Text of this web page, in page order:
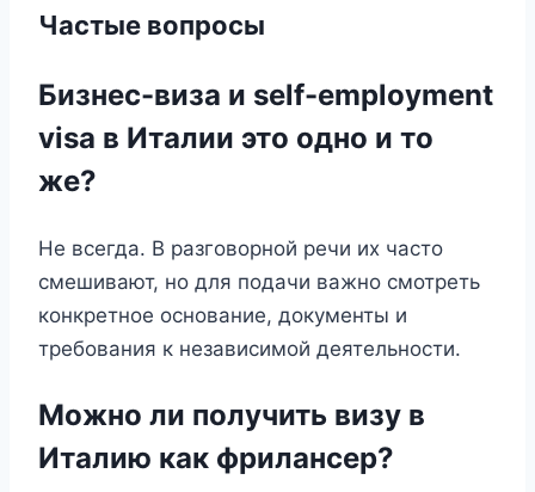
Частые вопросы
Бизнес-виза и self-employment
visa в Италии это одно и то
же?
Не всегда. В разговорной речи их часто
смешивают, но для подачи важно смотреть
конкретное основание, документы и
требования к независимой деятельности.
Можно ли получить визу в
Италию как фрилансер?